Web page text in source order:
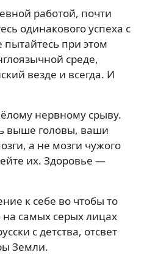
работой, почти
одинакового успеха с
при этом
среде,
везде и всегда. И
нервному срыву.
выше головы, ваши
а не мозги чужого
их. Здоровье —
к себе во чтобы то
самых серых лицах
с детства, отсвет
Земли.